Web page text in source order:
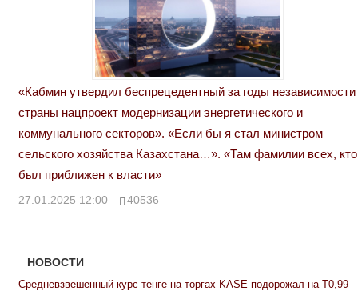
«Кабмин утвердил беспрецедентный за годы независимости
страны нацпроект модернизации энергетического и
коммунального секторов». «Если бы я стал министром
сельского хозяйства Казахстана…». «Там фамилии всех, кто
был приближен к власти»
27.01.2025 12:00 40536
НОВОСТИ
Средневзвешенный курс тенге на торгах KASE подорожал на Т0,99